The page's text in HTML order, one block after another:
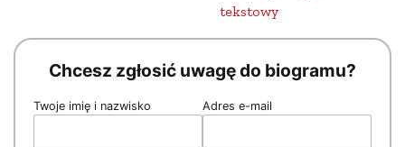
tekstowy
Chcesz zgłosić uwagę do biogramu?
Twoje imię i nazwisko Adres e-mail